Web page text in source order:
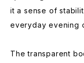
it a sense of
everyday evening
The transparent